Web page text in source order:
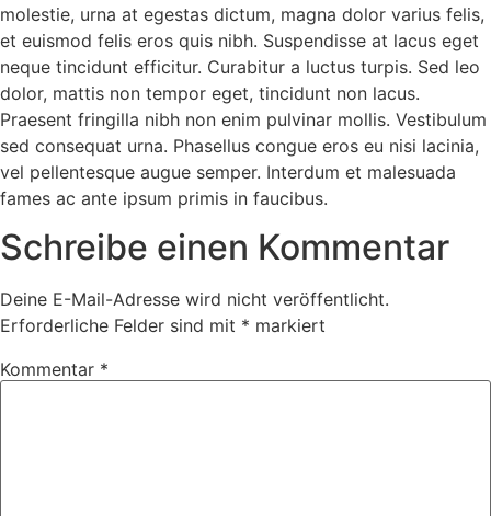
molestie, urna at egestas dictum, magna dolor varius felis,
et euismod felis eros quis nibh. Suspendisse at lacus eget
neque tincidunt efficitur. Curabitur a luctus turpis. Sed leo
dolor, mattis non tempor eget, tincidunt non lacus.
Praesent fringilla nibh non enim pulvinar mollis. Vestibulum
sed consequat urna. Phasellus congue eros eu nisi lacinia,
vel pellentesque augue semper. Interdum et malesuada
fames ac ante ipsum primis in faucibus.
Schreibe einen Kommentar
Deine E-Mail-Adresse wird nicht veröffentlicht.
Erforderliche Felder sind mit * markiert
Kommentar *